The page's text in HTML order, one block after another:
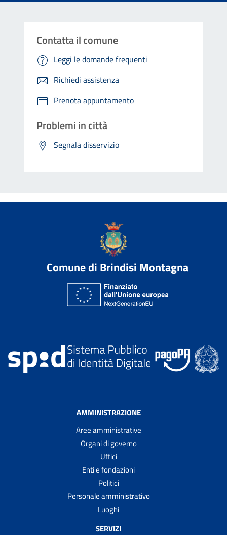
Contatta il comune
Leggi le domande frequenti
Richiedi assistenza
Prenota appuntamento
Problemi in città
Segnala disservizio
Comune di Brindisi Montagna
AMMINISTRAZIONE
Aree amministrative
Organi di governo
Uffici
Enti e fondazioni
Politici
Personale amministrativo
Luoghi
SERVIZI